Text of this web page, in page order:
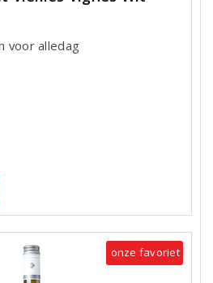
voor alledag
onze favoriet